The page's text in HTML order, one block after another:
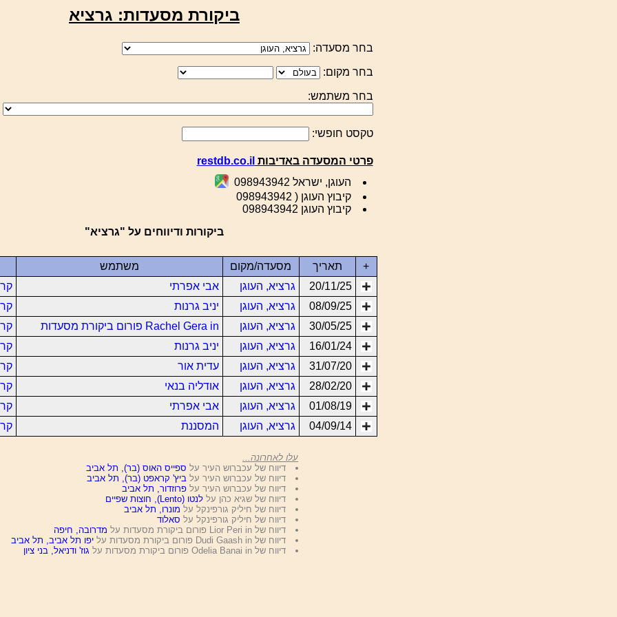
ביקורת מסעדות: גרציא
בחר מסעדה:
בחר מקום:
בחר משתמש:
טקסט חופשי:
פרטי המסעדה באדיבות restdb.co.il
העוגן, ישראל 098943942
קיבוץ העוגן ( 098943942
קיבוץ העוגן 098943942
ביקורות ודיווחים על "גרציא"
+ תאריך מסעדה/מקום משתמש
20/11/25
גרציא, העוגן אבי אפרתי
08/09/25
גרציא, העוגן יניב גרנות
30/05/25
גרציא, העוגן Rachel Gera in פורום ביקורת מסעדות
16/01/24
גרציא, העוגן יניב גרנות
31/07/20
גרציא, העוגן עדית אור
28/02/20
גרציא, העוגן אודליה בנאי
01/08/19
גרציא, העוגן אבי אפרתי
04/09/14
גרציא, העוגן המסננת
עלו לאחרונה...
דיווח של עכברוש העיר על ספייס האוס (בר), תל אביב
דיווח של עכברוש העיר על ביץ' קראפט (בר), תל אביב
דיווח של עכברוש העיר עלפרוזדור, תל אביב
דיווח של שגיא כהן עללנטו (Lento), חוצות שפיים
דיווח של חיליק גורפינקל על מונרו, תל אביב
דיווח של חיליק גורפינקל על סאלוד
דיווח של Lior Peri in פורום ביקורת מסעדות על
מדרובה, חיפה
דיווח של Dudi Gaash in פורום ביקורת מסעדות על
יפו תל אביב, תל אביב
דיווח של Odelia Banai in פורום ביקורת מסעדות על
גוז' ודניאל, בני ציון